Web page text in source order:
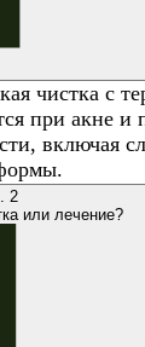
чистка с
при акне и
включая
2
или лечение?